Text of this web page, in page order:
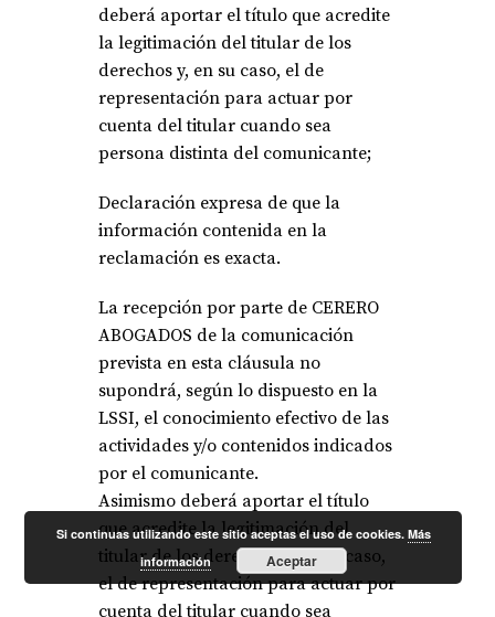
deberá aportar el título que acredite
la legitimación del titular de los
derechos y, en su caso, el de
representación para actuar por
cuenta del titular cuando sea
persona distinta del comunicante;
Declaración expresa de que la
información contenida en la
reclamación es exacta.
La recepción por parte de CERERO
ABOGADOS de la comunicación
prevista en esta cláusula no
supondrá, según lo dispuesto en la
LSSI, el conocimiento efectivo de las
actividades y/o contenidos indicados
por el comunicante.
Asimismo deberá aportar el título
que acredite la legitimación del
titular de los derechos y, en su caso,
el de representación para actuar por
cuenta del titular cuando sea
Si continuas utilizando este sitio aceptas el uso de cookies. Más
información
Aceptar